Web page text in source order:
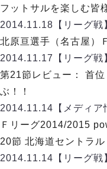
マルバ水戸FC
リガーレヴィア葛
Y．S．C．C．横
ヴィンセドール白
アグレミーナ浜松
ポルセイド浜田
ミラクルスマイ
フットサルを楽しむ皆
2014.11.18 【リーグ戦
北原亘選手（名古屋）
2014.11.17
【リーグ戦
第21節レビュー： 首
ぶ！！
2014.11.14 【メディア
Ｆリーグ2014/2015
20節 北海道セントラル
2014.11.14 【リーグ戦